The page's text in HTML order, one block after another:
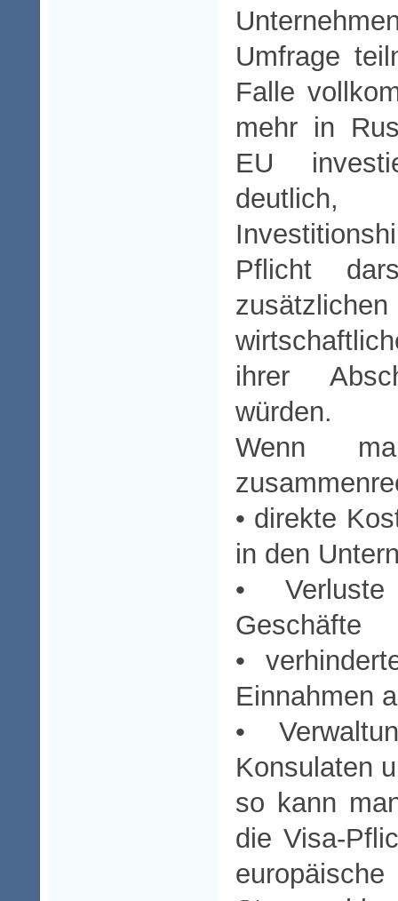
Umfrage
Falle
mehr in
EU
Pflicht
ihrer
würden.
Wenn
• direkte
in den
•
Geschäfte
•
Einnahmen
•
Konsulaten
so kann
die Visa-